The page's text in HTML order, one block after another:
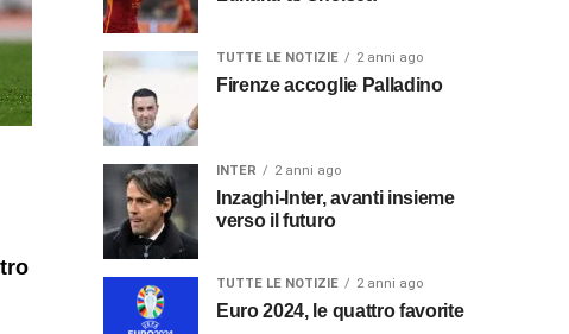
TUTTE LE NOTIZIE 2 anni ago
Firenze accoglie Palladino
INTER 2 anni ago
Inzaghi-Inter, avanti insieme
verso il futuro
TUTTE LE NOTIZIE 2 anni ago
Euro 2024, le quattro favorite